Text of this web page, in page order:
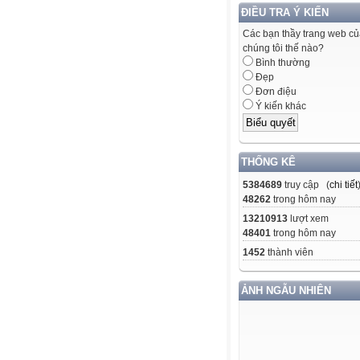
ĐIỀU TRA Ý KIẾN
Các bạn thầy trang web
chúng tôi thế nào?
Bình thường
Đẹp
Đơn điệu
Ý kiến khác
THỐNG KÊ
5384689 truy cập (chi tiết)
48262 trong hôm nay
13210913 lượt xem
48401 trong hôm nay
1452 thành viên
ẢNH NGẪU NHIÊN